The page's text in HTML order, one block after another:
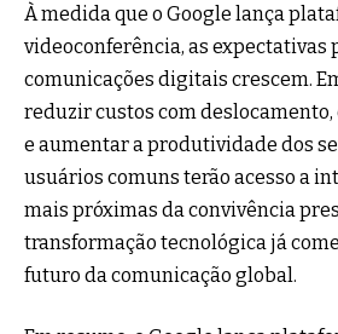
À medida que o Google lança
videoconferência, as expectativas
comunicações digitais crescem.
reduzir custos com
e aumentar a produtividade dos
usuários comuns terão acesso a
mais próximas da convivência
transformação tecnológica já
futuro da comunicação global.